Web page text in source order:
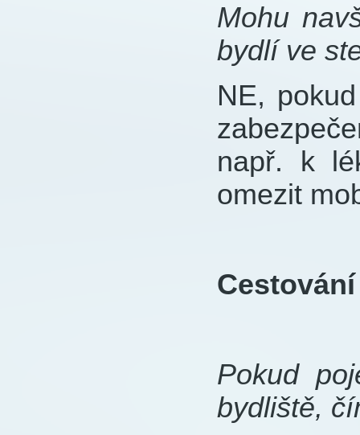
Mohu
bydlí ve
NE,
např. k
omezit
Pokud
bydliště,